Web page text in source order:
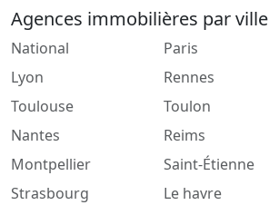
Agences immobilières par ville
National
Lyon
Toulouse
Nantes
Montpellier
Strasbourg
Paris
Rennes
Toulon
Reims
Saint-Étienne
Le havre